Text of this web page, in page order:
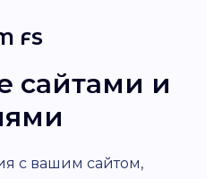
FS
сайтами и
с вашим сайтом,